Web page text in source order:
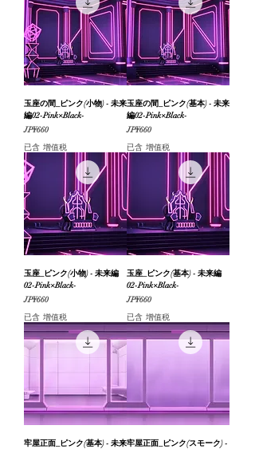
玉座の間_ピンク(小物) - 未来
編02-Pink×Black-
價格
JP¥660
已含 增值税
玉座の間_ピンク(基本) - 未来
編02-Pink×Black-
價格
JP¥660
已含 增值税
玉座_ピンク(小物) - 未来編
02-Pink×Black-
價格
JP¥660
已含 增值税
玉座_ピンク(基本) - 未来編
02-Pink×Black-
價格
JP¥660
已含 增值税
牢屋正面_ピンク(基本) - 未来牢屋正面_ピンク(スモーク) -